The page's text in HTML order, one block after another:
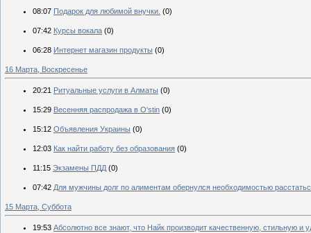
08:07 Подарок для любимой внучки. (0)
07:42 Курсы вокала (0)
06:28 Интернет магазин продукты (0)
16 Марта, Воскресенье
20:21 Ритуальные услуги в Алматы (0)
15:29 Весенняя распродажа в O'stin (0)
15:12 Объявления Украины (0)
12:03 Как найти работу без образования (0)
11:15 Экзамены ПДД (0)
07:42 Для мужчины долг по алиментам обернулся необходимостью
15 Марта, Суббота
19:53 Абсолютно все знают, что Найк производит качественную, стильную и